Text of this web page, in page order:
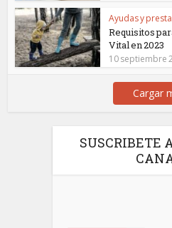
Ayudas y
Requisitos
Vital en 2023
10 septiembre
Cargar
SUSCRIBETE